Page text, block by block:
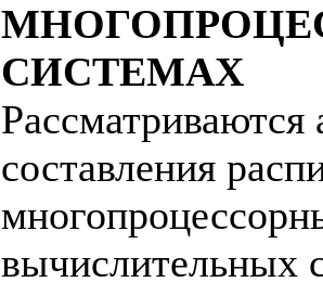
СИСТЕМАХ
составления
вычислительных